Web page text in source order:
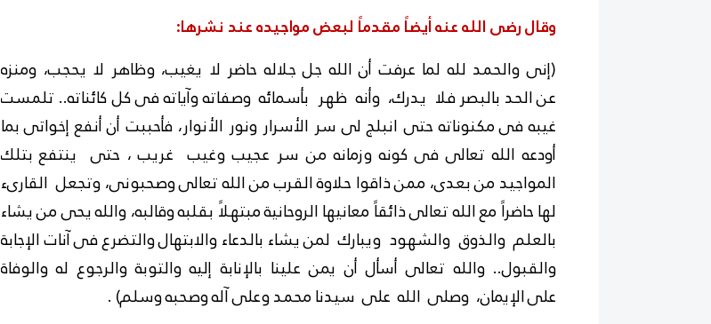
وقال رضى الله عنه أيضاً مقدماً لبعض مواجيده عند نشرها:
(إنى والحمد لله لما عرفت أن الله جل جلاله حاضر لا يغيب، وظاهر لا يحجب، ومنزه
عنالحد بالبصر فلا يدرك، وأنه ظهر بأسمائه وصفاته وآياته فى كل كائناته.. تلمست
غيبه فىمكنوناته حتى انبلج لى سر الأسرار ونور الأنوار، فأحببت أن أنفع إخواتى بما
أودعه الله تعالى فى كونه وزمانه من سر عجيب وغيب غريب ، حتى ينتفع بتلك
المواجيد من بعدى، ممن ذاقوا حلاوة القرب من الله تعالى وصحبونى، وتجعل القارىء
لها حاضراً مع الله تعالى ذائقاً معانيها الروحانية مبتهلاً بقلبه وقالبه، والله يحى من يشاء
بالعلم والذوق والشهود ويبارك لمن يشاء بالدعاء والابتهال والتضرع فى آنات الإجابة
والقبول.. والله تعالى أسأل أن يمن علينا بالإنابة إليه والتوبة والرجوع له والوفاة
علىالإيمان، وصلى الله على سيدنا محمد وعلى آله وصحبه وسلم) .